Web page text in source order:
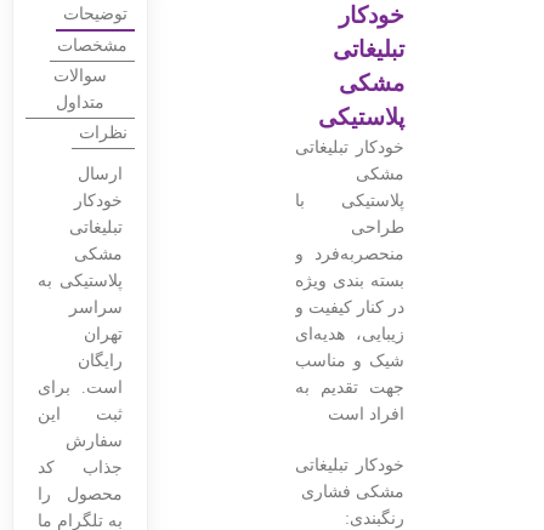
خودکار
تبلیغاتی
مشکی
پلاستیکی
خودکار تبلیغاتی
مشکی
پلاستیکی با
طراحی
منحصربه‌فرد و
بسته بندی ویژه
در کنار کیفیت و
زیبایی، هدیه‌ای
شیک و مناسب
جهت تقدیم به
افراد است
خودکار تبلیغاتی
مشکی فشاری
رنگبندی:
توضیحات
مشخصات
سوالات
متداول
نظرات
ارسال
خودکار
تبلیغاتی
مشکی
پلاستیکی به
سراسر
تهران
رایگان
است. برای
ثبت این
سفارش
جذاب کد
محصول را
به تلگرام ما